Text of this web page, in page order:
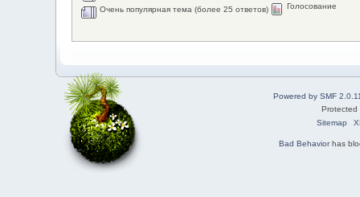
Очень популярная тема (более 25 ответов)
Голосование
Powered by SMF
Sitemap
Bad Behaviorhas